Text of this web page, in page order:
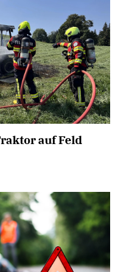
auf Feld